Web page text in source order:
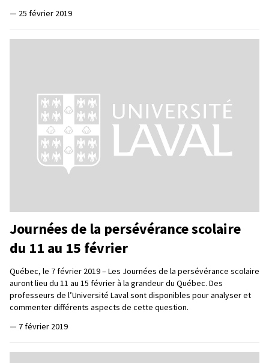
— 25 février 2019
Journées de la persévérance scolaire
du 11 au 15 février
Québec, le 7 février 2019 – Les Journées de la persévérance scolaire
auront lieu du 11 au 15 février à la grandeur du Québec. Des
professeurs de l’Université Laval sont disponibles pour analyser et
commenter différents aspects de cette question.
— 7 février 2019